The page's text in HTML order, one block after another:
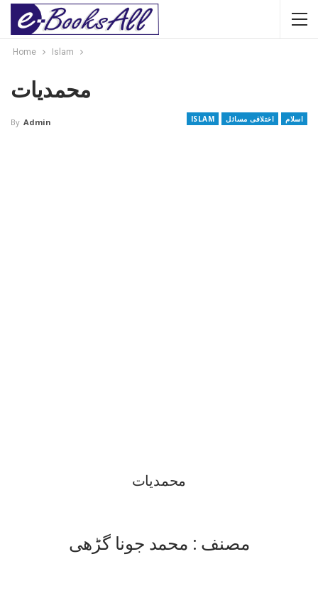
Home Islam
محمدیات
ISLAM اختلافی مسائل اسلام By Admin
محمدیات
مصنف : محمد جونا گڑھی